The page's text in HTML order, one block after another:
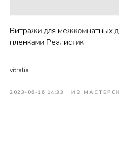
Витражи для межкомнатных
пленками Реалистик
vitralia
2023-06-16 14:33 ИЗ